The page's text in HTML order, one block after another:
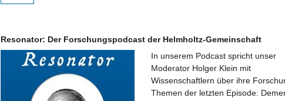
Resonator: Der Forschungspodcast der Helmholtz-Gemeinschaft
In unserem Podcast spricht unser
Moderator Holger Klein mit
Wissenschaftlern über ihre
Themen der letzten Episode: